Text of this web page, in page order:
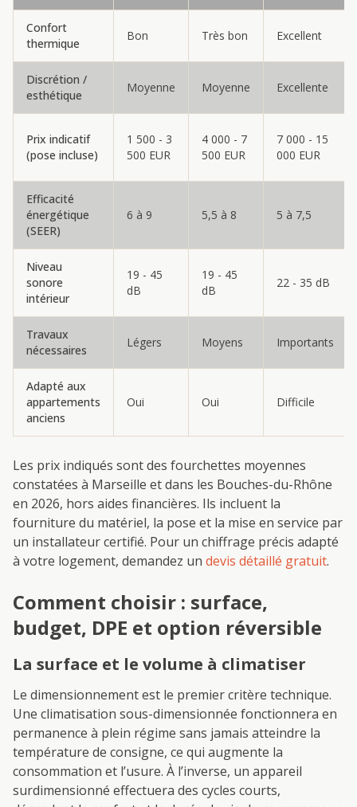
Confort
thermique
Bon Très bon Excellent
Discrétion /
esthétique
Moyenne Moyenne Excellente
Prix indicatif
(pose incluse)
1 500 - 3
500 EUR
4 000 - 7
500 EUR
7 000 - 15
000 EUR
Efficacité
énergétique
(SEER)
6 à 9 5,5 à 8 5 à 7,5
Niveau
sonore
intérieur
19 - 45
dB
19 - 45
dB
22 - 35 dB
Travaux
nécessaires
Légers Moyens Importants
Adapté aux
appartements
anciens
Oui Oui Difficile
Les prix indiqués sont des fourchettes moyennes
constatées à Marseille et dans les Bouches-du-Rhône
en 2026, hors aides financières. Ils incluent la
fourniture du matériel, la pose et la mise en service par
un installateur certifié. Pour un chiffrage précis adapté
à votre logement, demandez un devis détaillé gratuit.
Comment choisir : surface,
budget, DPE et option réversible
La surface et le volume à climatiser
Le dimensionnement est le premier critère technique.
Une climatisation sous-dimensionnée fonctionnera en
permanence à plein régime sans jamais atteindre la
température de consigne, ce qui augmente la
consommation et l’usure. À l’inverse, un appareil
surdimensionné effectuera des cycles courts,